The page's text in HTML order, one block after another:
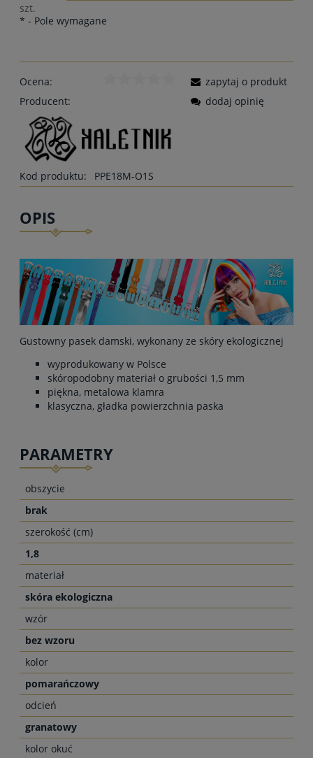
szt.
* - Pole wymagane
Ocena:
Producent:
Kod produktu: PPE18M-O1S
zapytaj o produkt
dodaj opinię
OPIS
Gustowny pasek damski, wykonany ze skóry ekologicznej
wyprodukowany w Polsce
skóropodobny materiał o grubości 1,5 mm
piękna, metalowa klamra
klasyczna, gładka powierzchnia paska
PARAMETRY
obszycie
brak
szerokość (cm)
1,8
materiał
skóra ekologiczna
wzór
bez wzoru
kolor
pomarańczowy
odcień
granatowy
kolor okuć